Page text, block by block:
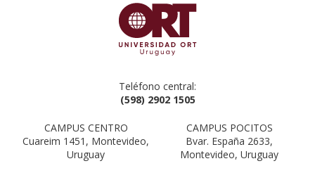
Teléfono central:
(598) 2902 1505
CAMPUS CENTRO
Cuareim 1451, Montevideo,
Uruguay
CAMPUS POCITOS
Bvar. España 2633,
Montevideo, Uruguay